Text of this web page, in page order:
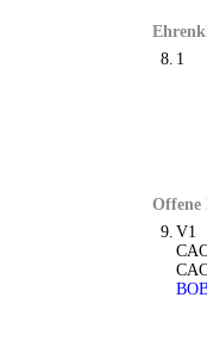
8. 1
Offene
9. V1